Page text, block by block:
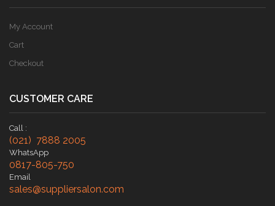
My Account
Cart
Checkout
CUSTOMER CARE
Call :
(021) 7888 2005
WhatsApp
0817-805-750
Email
sales@suppliersalon.com